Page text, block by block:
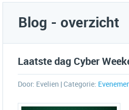
Blog - overzicht
Laatste dag Cyber
Door: Evelien | Categorie: